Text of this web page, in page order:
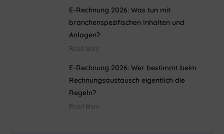
E-Rechnung 2026: Was tun mit
branchenspezifischen Inhalten und
Anlagen?
Read More
E-Rechnung 2026: Wer bestimmt beim
Rechnungsaustausch eigentlich die
Regeln?
Read More